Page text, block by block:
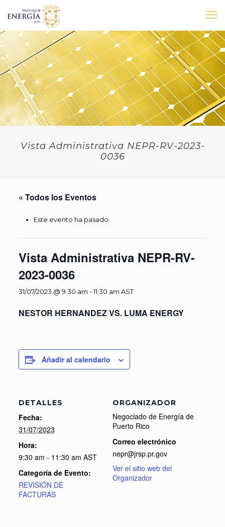
Vista Administrativa NEPR-RV-2023-
0036
« Todos los Eventos
Este evento ha pasado.
Vista Administrativa NEPR-RV-
2023-0036
31/07/2023 @ 9:30 am -11:30 am AST
NESTOR HERNANDEZ VS. LUMA ENERGY
Añadir al calendario
DETALLES
Fecha:
31/07/2023
Hora:
9:30 am - 11:30 am AST
Categoría de Evento:
REVISIÓN DE
FACTURAS
ORGANIZADOR
Negociado de Energía de
Puerto Rico
Correo electrónico
nepr@jrsp.pr.gov
Ver el sitio web del
Organizador